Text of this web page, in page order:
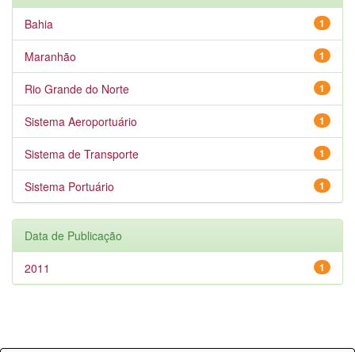
1
Bahia
1
Maranhão
1
Rio Grande do Norte
1
Sistema Aeroportuário
1
Sistema de Transporte
1
Sistema Portuário
Data de Publicação
1
2011